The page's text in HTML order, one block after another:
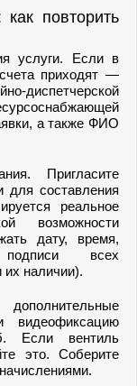
повторить
услуги. Если в
приходят —
диспетчерской
а также ФИО
Пригласите
для составления
реальное
возможности
дату, время,
всех
наличии).
видеофиксацию
Если вентиль
это. Соберите